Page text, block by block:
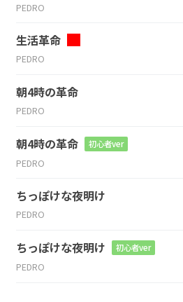
PEDRO
生活革命
PEDRO
朝4時の革命
PEDRO
朝4時の革命 初心者ver
PEDRO
ちっぽけな夜明け
PEDRO
ちっぽけな夜明け 初心者ver
PEDRO